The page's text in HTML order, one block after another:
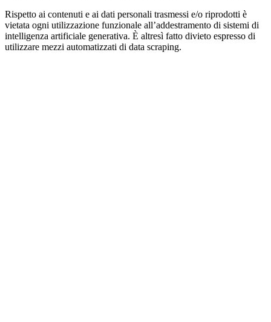
Rispetto ai contenuti e ai dati personali trasmessi e/o riprodotti è
vietata ogni utilizzazione funzionale all’addestramento di sistemi di
intelligenza artificiale generativa. È altresì fatto divieto espresso di
utilizzare mezzi automatizzati di data scraping.